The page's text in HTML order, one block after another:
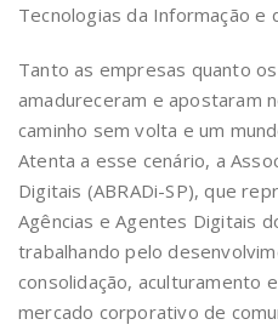
Tecnologias da Informação e
Tanto as empresas quanto
amadureceram e apostaram
caminho sem volta e um
Atenta a esse cenário, a
Digitais (ABRADi-SP), que
Agências e Agentes Digitais
trabalhando pelo
consolidação, aculturamento
mercado corporativo de